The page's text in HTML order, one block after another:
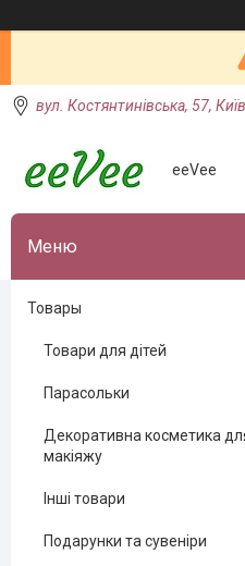
вул. Костянтинівська, 57,
eeVee
Товары
Товари для дітей
Парасольки
Декоративна косметика
макіяжу
Інші товари
Подарунки та сувеніри